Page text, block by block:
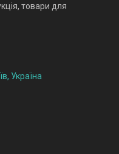
товари для
Україна